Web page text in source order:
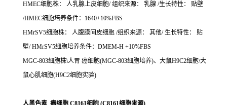
HMEC细胞株： 人乳腺上皮细胞/ 组织来源： 乳腺 /生长特性： 贴壁
/HMEC细胞培养条件：1640+10%FBS
HMrSV5细胞株： 人腹膜间皮细胞 /组织来源： 其他/ 生长特性： 贴
壁/ HMrSV5细胞培养条件：DMEM-H +10%FBS
MGC-803细胞株\人胃 癌细胞(MGC-803细胞培养)、大鼠H9C2细胞\大
鼠心肌细胞(H9C2细胞实验)
人黑色素_瘤细胞 C8161细胞 (C8161细胞来源)